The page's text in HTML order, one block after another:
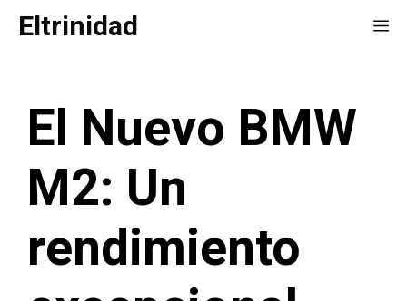
Saltar
Eltrinidad
El Nuevo BMW
M2: Un
rendimiento